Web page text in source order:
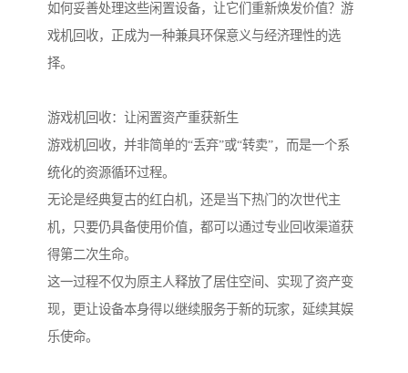
如何妥善处理这些闲置设备，让它们重新焕发价值？游
戏机回收，正成为一种兼具环保意义与经济理性的选
择。
游戏机回收：让闲置资产重获新生
游戏机回收，并非简单的“丢弃”或“转卖”，而是一个系
统化的资源循环过程。
无论是经典复古的红白机，还是当下热门的次世代主
机，只要仍具备使用价值，都可以通过专业回收渠道获
得第二次生命。
这一过程不仅为原主人释放了居住空间、实现了资产变
现，更让设备本身得以继续服务于新的玩家，延续其娱
乐使命。